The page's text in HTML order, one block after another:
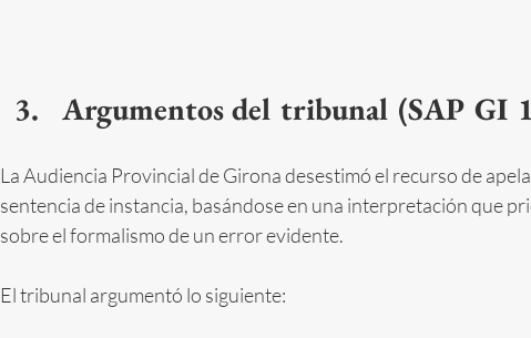
Argumentos del tribunal (SAP GI
La Audiencia Provincial de Girona desestimó el recurso de
sentencia de instancia, basándose en una interpretación que
sobre el formalismo de un error evidente.
El tribunal argumentó lo siguiente: